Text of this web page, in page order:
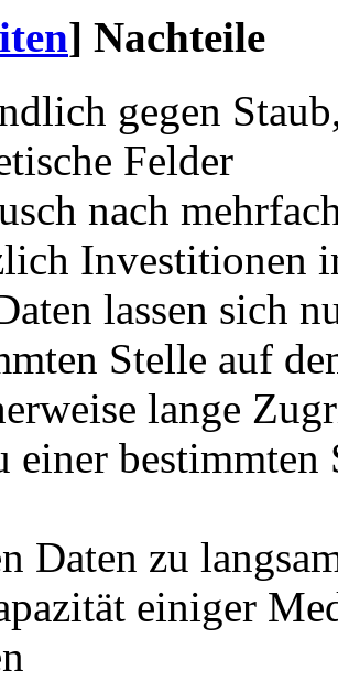
] Nachteile
gegen
Felder
nach
Investitionen
lassen sich
Stelle auf
lange
einer
Daten zu
einiger